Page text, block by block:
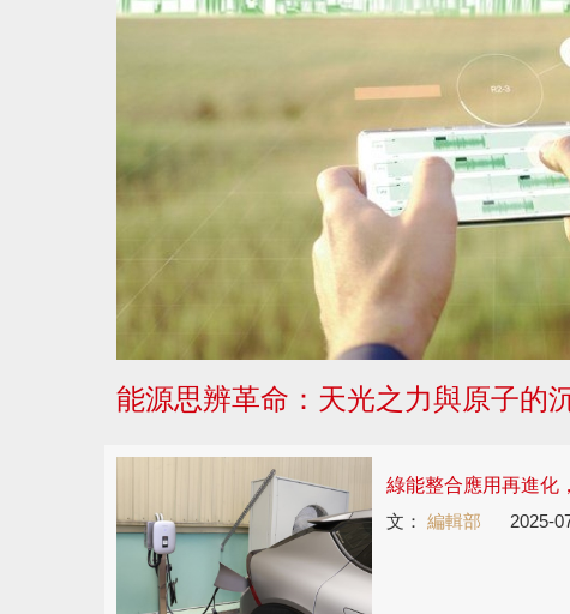
能源思辨革命：天光之力與原子的
綠能整合應用再進化
文： 編輯部 2025-